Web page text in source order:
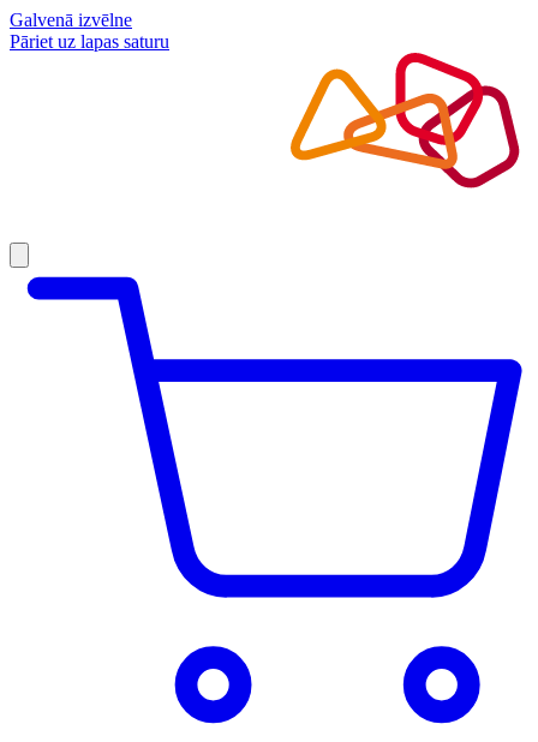
Galvenā izvēlne
Pāriet uz lapas saturu